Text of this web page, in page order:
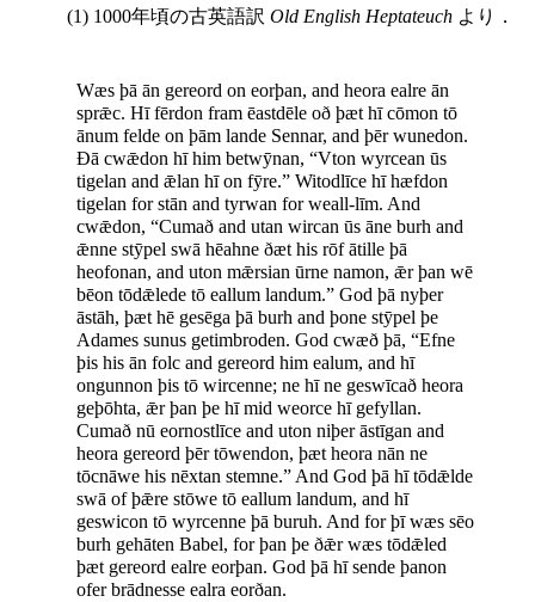
(1) 1000年頃の古英語訳 Old English Heptateuch より．
Wæs þā ān gereord on eorþan, and heora ealre ān
sprǣc. Hī fērdon fram ēastdēle oð þæt hī cōmon tō
ānum felde on þām lande Sennar, and þēr wunedon.
Ðā cwǣdon hī him betwȳnan, “Vton wyrcean ūs
tigelan and ǣlan hī on fȳre.” Witodlīce hī hæfdon
tigelan for stān and tyrwan for weall-līm. And
cwǣdon, “Cumað and utan wircan ūs āne burh and
ǣnne stȳpel swā hēahne ðæt his rōf ātille þā
heofonan, and uton mǣrsian ūrne namon, ǣr þan wē
bēon tōdǣlede tō eallum landum.” God þā nyþer
āstāh, þæt hē gesēga þā burh and þone stȳpel þe
Adames sunus getimbroden. God cwæð þā, “Efne
þis his ān folc and gereord him ealum, and hī
ongunnon þis tō wircenne; ne hī ne geswīcað heora
geþōhta, ǣr þan þe hī mid weorce hī gefyllan.
Cumað nū eornostlīce and uton niþer āstīgan and
heora gereord þēr tōwendon, þæt heora nān ne
tōcnāwe his nēxtan stemne.” And God þā hī tōdǣlde
swā of þǣre stōwe tō eallum landum, and hī
geswicon tō wyrcenne þā buruh. And for þī wæs sēo
burh gehāten Babel, for þan þe ðǣr wæs tōdǣled
þæt gereord ealre eorþan. God þā hī sende þanon
ofer brādnesse ealra eorðan.